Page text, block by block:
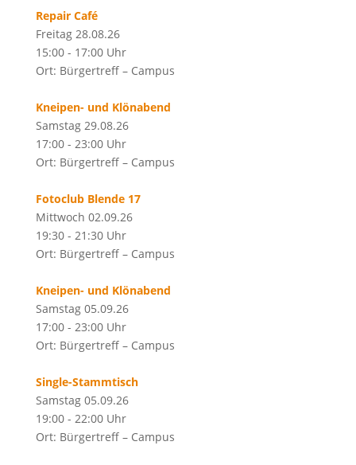
Repair Café
Freitag 28.08.26
15:00 - 17:00 Uhr
Ort: Bürgertreff – Campus
Kneipen- und Klönabend
Samstag 29.08.26
17:00 - 23:00 Uhr
Ort: Bürgertreff – Campus
Fotoclub Blende 17
Mittwoch 02.09.26
19:30 - 21:30 Uhr
Ort: Bürgertreff – Campus
Kneipen- und Klönabend
Samstag 05.09.26
17:00 - 23:00 Uhr
Ort: Bürgertreff – Campus
Single-Stammtisch
Samstag 05.09.26
19:00 - 22:00 Uhr
Ort: Bürgertreff – Campus